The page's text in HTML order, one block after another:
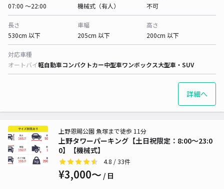
07:00 〜22:00
機械式（有人）
不可
長さ
530cm 以下
車幅
205cm 以下
高さ
200cm 以下
対応車種
オートバイ軽自動車コンパクトカー中型車ワンボックス大型車・SUV
詳細へ
上野タワーパーキング【土日祝限定：8:00～23:0
0】【機械式】
上野恩賜公園 魚塚まで徒歩 11分
4.8 / 33件
¥3,000〜 / 日